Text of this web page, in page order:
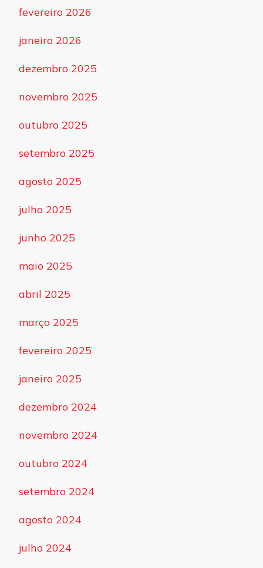
fevereiro 2026
janeiro 2026
dezembro 2025
novembro 2025
outubro 2025
setembro 2025
agosto 2025
julho 2025
junho 2025
maio 2025
abril 2025
março 2025
fevereiro 2025
janeiro 2025
dezembro 2024
novembro 2024
outubro 2024
setembro 2024
agosto 2024
julho 2024